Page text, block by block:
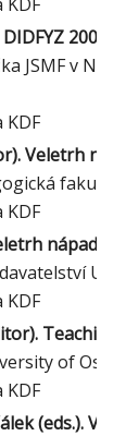
JSMF v
Veletrh
fakulta
nápadů
of
(eds.).